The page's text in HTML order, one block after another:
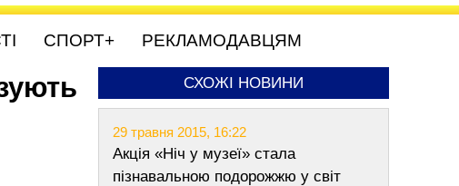
СПОРТ+ РЕКЛАМОДАВЦЯМ
СХОЖІ НОВИНИ
29 травня 2015, 16:22
Акція «Ніч у музеї» стала
пізнавальною подорожжю у світ